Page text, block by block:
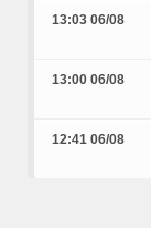
13:03 06/08
13:00 06/08
12:41 06/08